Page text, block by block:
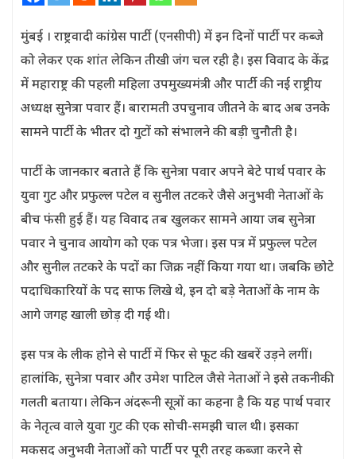
मुंबई । राष्ट्रवादी कांग्रेस पार्टी (एनसीपी) में इन दिनों पार्टी पर कब्जे
को लेकर एक शांत लेकिन तीखी जंग चल रही है। इस विवाद के केंद्र
में महाराष्ट्र की पहली महिला उपमुख्यमंत्री और पार्टी की नई राष्ट्रीय
अध्यक्ष सुनेत्रा पवार हैं। बारामती उपचुनाव जीतने के बाद अब उनके
सामने पार्टी के भीतर दो गुटों को संभालने की बड़ी चुनौती है।
पार्टी के जानकार बताते हैं कि सुनेत्रा पवार अपने बेटे पार्थ पवार के
युवा गुट और प्रफुल्ल पटेल व सुनील तटकरे जैसे अनुभवी नेताओं के
बीच फंसी हुई हैं। यह विवाद तब खुलकर सामने आया जब सुनेत्रा
पवार ने चुनाव आयोग को एक पत्र भेजा। इस पत्र में प्रफुल्ल पटेल
और सुनील तटकरे के पदों का जिक्र नहीं किया गया था। जबकि छोटे
पदाधिकारियों के पद साफ लिखे थे, इन दो बड़े नेताओं के नाम के
आगे जगह खाली छोड़ दी गई थी।
इस पत्र के लीक होने से पार्टी में फिर से फूट की खबरें उड़ने लगीं।
हालांकि, सुनेत्रा पवार और उमेश पाटिल जैसे नेताओं ने इसे तकनीकी
गलती बताया। लेकिन अंदरूनी सूत्रों का कहना है कि यह पार्थ पवार
के नेतृत्व वाले युवा गुट की एक सोची-समझी चाल थी। इसका
मकसद अनुभवी नेताओं को पार्टी पर पूरी तरह कब्जा करने से